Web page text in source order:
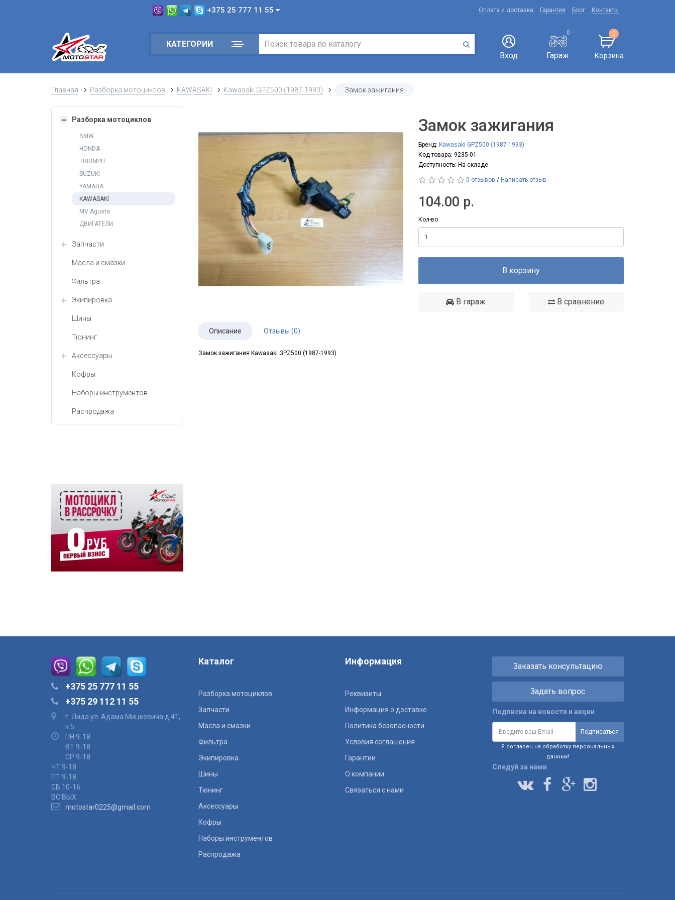
+375 25 777 11 55 Оплата и доставка Гарантия Блог Контакты
КАТЕГОРИИ
Вход
0
Гараж
0
Корзина
Главная Разборка мотоциклов KAWASAKI Kawasaki GPZ500 (1987-1993) Замок зажигания
Разборка мотоциклов
BMW
HONDA
TRIUMPH
SUZUKI
YAMAHA
KAWASAKI
MV Agusta
ДВИГАТЕЛИ
Запчасти
Масла и смазки
Фильтра
Экипировка
Шины
Тюнинг
Аксессуары
Кофры
Наборы инструментов
Распродажа
Замок зажигания
Бренд:Kawasaki GPZ500 (1987-1993)
Код товара: 9235-01
Доступность: На складе
0 отзывов /Написать отзыв
104.00 р.
Кол-во
В корзину
В гараж В сравнение
Описание Отзывы (0)
Замок зажигания Kawasaki GPZ500 (1987-1993)
+375 25 777 11 55
+375 29 112 11 55
г. Лида ул. Адама Мицкевича д.41,
к.5
ПН 9-18
ВТ 9-18
СР 9-18
ЧТ 9-18
ПТ 9-18
СБ 10-16
ВС ВЫХ
motostar0225@gmail.com
Каталог
Разборка мотоциклов
Запчасти
Масла и смазки
Фильтра
Экипировка
Шины
Тюнинг
Аксессуары
Кофры
Наборы инструментов
Распродажа
Информация
Реквизиты
Информация о доставке
Политика безопасности
Условия соглашения
Гарантии
О компании
Связаться с нами
Заказать консультацию
Задать вопрос
Подписка на новости и акции
Я согласен на обработку персональных
данных!
Следуй за нами